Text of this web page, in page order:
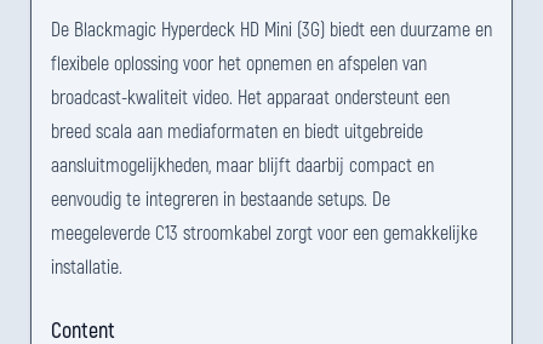
De Blackmagic Hyperdeck HD Mini (3G) biedt een duurzame en
flexibele oplossing voor het opnemen en afspelen van
broadcast-kwaliteit video. Het apparaat ondersteunt een
breed scala aan mediaformaten en biedt uitgebreide
aansluitmogelijkheden, maar blijft daarbij compact en
eenvoudig te integreren in bestaande setups. De
meegeleverde C13 stroomkabel zorgt voor een gemakkelijke
installatie.
Content